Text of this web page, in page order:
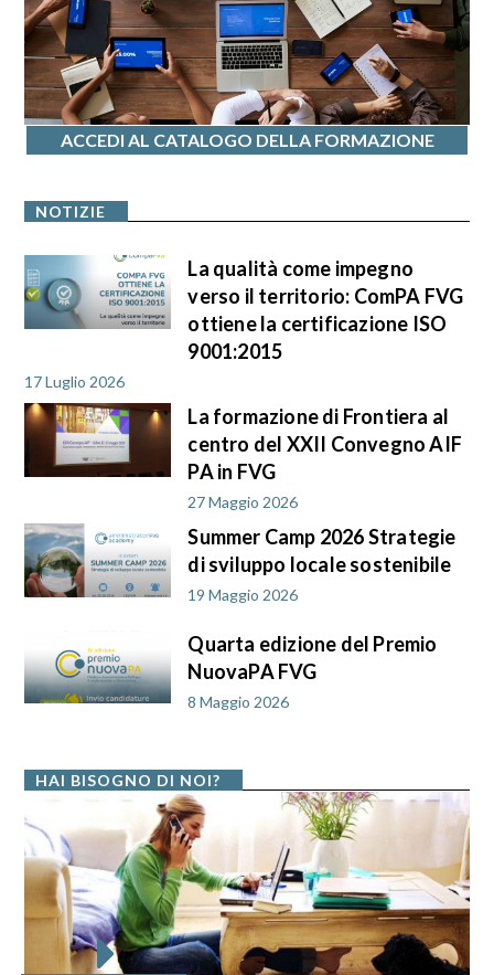
ACCEDI AL CATALOGO DELLA FORMAZIONE
NOTIZIE
La qualità come impegno
verso il territorio: ComPA FVG
ottiene la certificazione ISO
9001:2015
17 Luglio 2026
La formazione di Frontiera al
centro del XXII Convegno AIF
PA in FVG
27 Maggio 2026
Summer Camp 2026 Strategie
di sviluppo locale sostenibile
19 Maggio 2026
Quarta edizione del Premio
NuovaPA FVG
8 Maggio 2026
HAI BISOGNO DI NOI?